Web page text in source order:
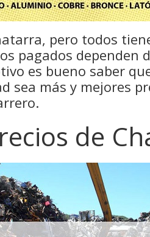
pero todos
pagados dependen
es bueno saber
sea más y mejores
de